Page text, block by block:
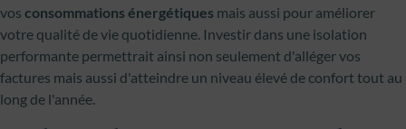
vos consommations énergétiques mais aussi pour améliorer
votre qualité de vie quotidienne. Investir dans une isolation
performante permettrait ainsi non seulement d'alléger vos
factures mais aussi d'atteindre un niveau élevé de confort tout au
long de l'année.